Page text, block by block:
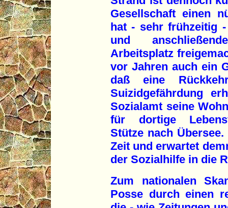
Gesellschaft einen
hat - sehr frühzeitig
und
Arbeitsplatz
vor Jahren auch ein
daß eine
Suizidgefährdung
Sozialamt seine
für dortige
Stütze nach
Zeit und erwartet
der Sozialhilfe in die
Zum nationalen
Posse durch einen